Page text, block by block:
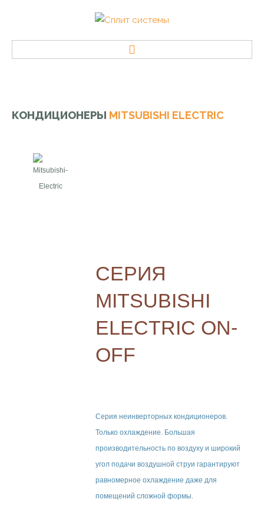
Кондиционеры IGC
Кондиционеры Mitsubishi Heavy Industries
Кондиционеры Mitsubishi Electric
Кондиционеры ROYAL Clima
Кондиционеры Hitachi
Тепловые насосы Cooper&Hunter
СХЕМЫ МОНТАЖА
КОНДИЦИОНЕРЫ MITSUBISHI ELECTRIC
СЕРИЯ
MITSUBISHI
ELECTRIC ON-
OFF
Cерия неинверторных кондиционеров.
Только охлаждение. Большая
производительность по воздуху и широкий
угол подачи воздушной струи гарантируют
равномерное охлаждение даже для
помещений сложной формы.